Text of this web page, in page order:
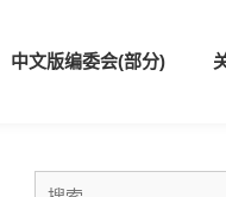
中文版编委会(部分)